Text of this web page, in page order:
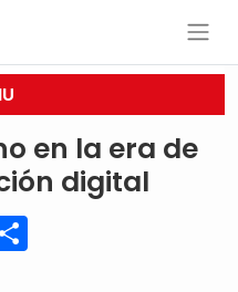
en la era de
digital